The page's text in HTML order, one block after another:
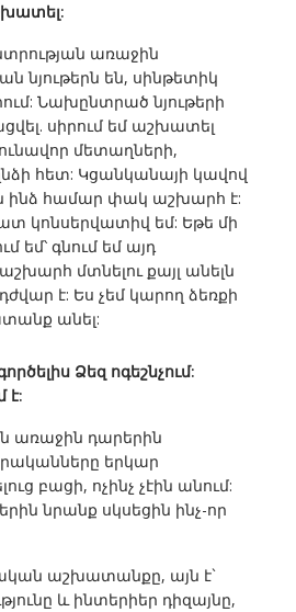
առաջին
նյութերն են, սինթետիկ
Նախընտրած նյութերի
սիրում եմ աշխատել
մետաղների,
հետ: Կցանկանայի կավով
ինձ համար փակ աշխարհ է:
կոնսերվատիվ եմ: Եթե մի
եմ՝ գնում եմ այդ
մտնելու քայլ անելն
է: Ես չեմ կարող ձեռքի
անել:
Ձեզ ոգեշնչում:
է:
առաջին դարերին
երկար
բացի, ոչինչ չէին անում:
նրանք սկսեցին ինչ-որ
աշխատանքը, այն է`
և ինտերիեր դիզայնը,